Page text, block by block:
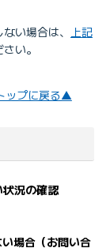
い場合は、
上記
い。
ップに戻る▲
状況の確認
場合（お問い合